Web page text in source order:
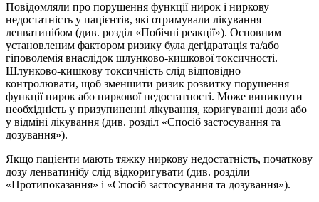
Повідомляли про порушення функції нирок і ниркову
недостатність у пацієнтів, які отримували лікування
ленватинібом (див. розділ «Побічні реакції»). Основним
установленим фактором ризику була дегідратація та/або
гіповолемія внаслідок шлунково-кишкової токсичності.
Шлунково-кишкову токсичність слід відповідно
контролювати, щоб зменшити ризик розвитку порушення
функції нирок або ниркової недостатності. Може виникнути
необхідність у призупиненні лікування, коригуванні дози або
у відміні лікування (див. розділ «Спосіб застосування та
дозування»).
Якщо пацієнти мають тяжку ниркову недостатність, початкову
дозу ленватинібу слід відкоригувати (див. розділи
«Протипоказання» і «Спосіб застосування та дозування»).